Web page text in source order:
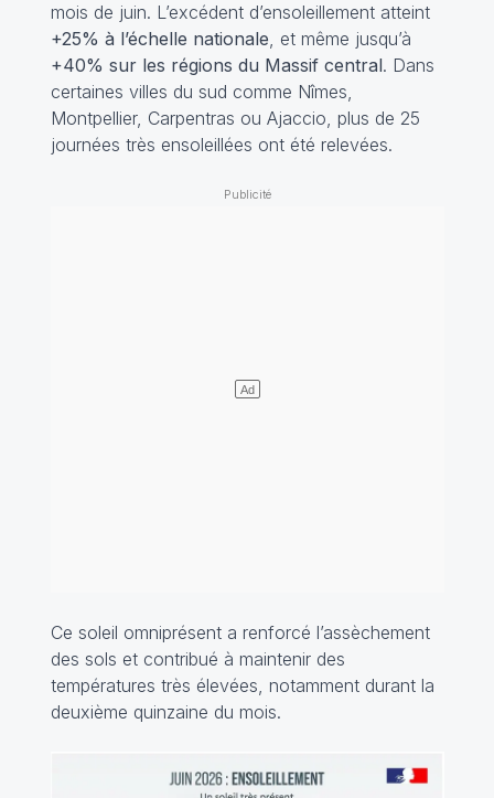
mois de juin. L’excédent d’ensoleillement atteint
+25% à l’échelle nationale, et même jusqu’à
+40% sur les régions du Massif central. Dans
certaines villes du sud comme Nîmes,
Montpellier, Carpentras ou Ajaccio, plus de 25
journées très ensoleillées ont été relevées.
Ce soleil omniprésent a renforcé l’assèchement
des sols et contribué à maintenir des
températures très élevées, notamment durant la
deuxième quinzaine du mois.